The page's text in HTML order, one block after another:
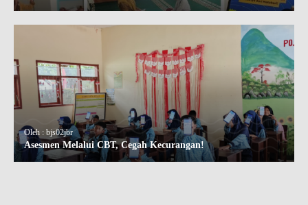
Oleh : bjs02jbr
Asesmen Melalui CBT, Cegah Kecurangan!